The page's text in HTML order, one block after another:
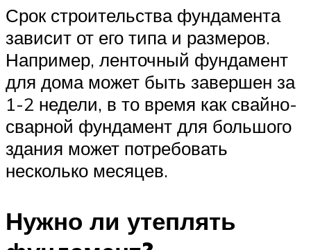
Срок строительства фундамента
зависит от его типа и размеров.
Например, ленточный фундамент
для дома может быть завершен за
1-2 недели, в то время как свайно-
сварной фундамент для большого
здания может потребовать
несколько месяцев.
Нужно ли утеплять